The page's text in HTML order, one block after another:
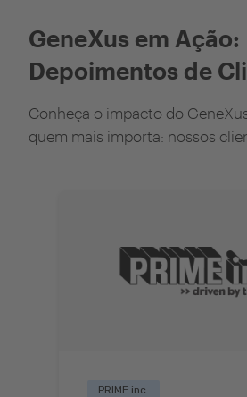
GeneXus em Ação:
Depoimentos de
Conheça o impacto do
quem mais importa: nossos
PRIME inc.